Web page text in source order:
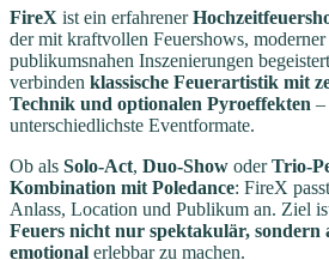
FireX ist ein erfahrener
der mit kraftvollen Feuershows,
publikumsnahen Inszenierungen
verbinden klassische Feuerartistik mit
Technik und optionalen Pyroeffekten –
unterschiedlichste Eventformate.
Ob als Solo-Act, Duo-Show oderTrio-
Kombination mit Poledance: FireX
Anlass, Location und Publikum an. Ziel
Feuers nicht nur spektakulär, sondern
emotional erlebbar zu machen.